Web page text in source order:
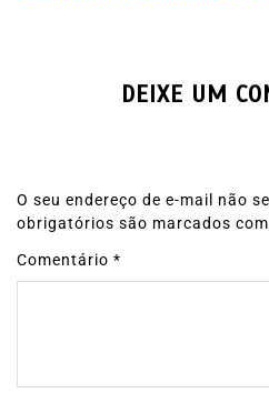
DEIXE UM
O seu endereço de e-mail não
obrigatórios são marcados com
Comentário *